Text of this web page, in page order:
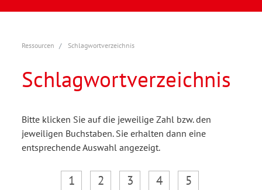
Ressourcen Schlagwortverzeichnis
Schlagwortverzeichnis
Bitte klicken Sie auf die jeweilige Zahl bzw. den
jeweiligen Buchstaben. Sie erhalten dann eine
entsprechende Auswahl angezeigt.
1 2 3 4
5